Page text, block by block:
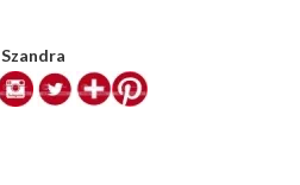
Szandra